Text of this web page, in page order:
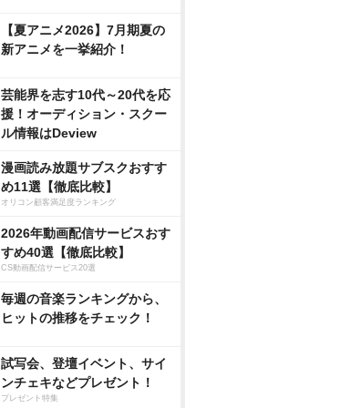
【夏アニメ2026】7月期夏の
新アニメを一挙紹介！
芸能界を志す10代～20代を応
援！オーディション・スクー
ル情報はDeview
漫画読み放題サブスクおすす
め11選【徹底比較】
オリコン顧客満足度ランキング
2026年動画配信サービスおす
すめ40選【徹底比較】
CS動画配信サービス20選
毎週の音楽ランキングから、
ヒットの推移をチェック！
試写会、登壇イベント、サイ
ンチェキなどプレゼント！
プレゼント特集